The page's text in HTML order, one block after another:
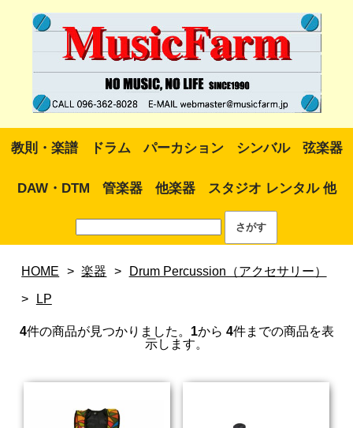
教則・楽譜 ドラム パーカション シンバル 弦楽器
DAW・DTM 管楽器 他楽器 スタジオ レンタル 他
HOME > 楽器 > Drum Percussion（アクセサリー）
> LP
4件の商品が見つかりました。 1から 4件までの商品を表
示します。